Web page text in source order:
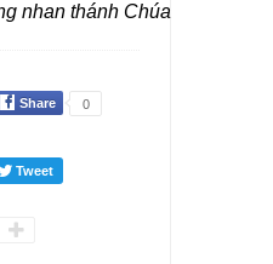
nhan thánh Chúa
Share 0
Tweet